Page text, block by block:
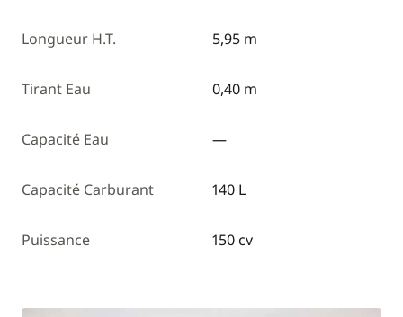
Longueur H.T. 5,95 m
Tirant Eau 0,40 m
Capacité Eau —
Capacité Carburant 140 L
Puissance 150 cv